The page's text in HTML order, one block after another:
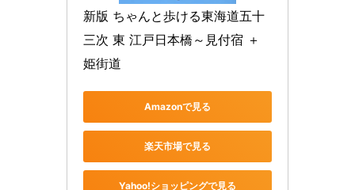
新版 ちゃんと歩ける東海道五十
三次 東 江戸日本橋～見付宿 ＋
姫街道
Amazonで見る
楽天市場で見る
Yahoo!ショッピングで見る